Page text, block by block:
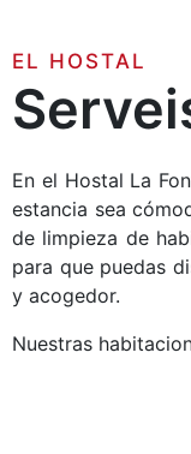
EL HOSTAL
En el Hostal La
estancia sea
de limpieza de
para que puedas
y acogedor.
Nuestras